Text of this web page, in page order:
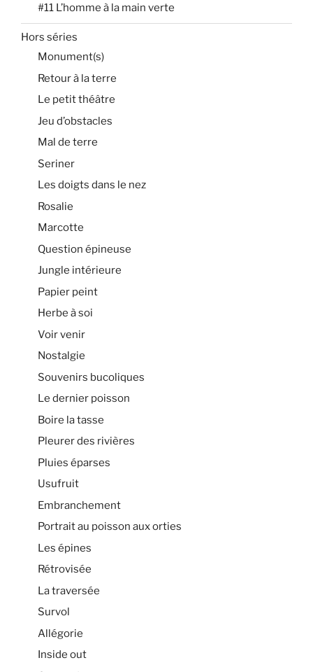
#11 L’homme à la main verte
Hors séries
Monument(s)
Retour à la terre
Le petit théâtre
Jeu d’obstacles
Mal de terre
Seriner
Les doigts dans le nez
Rosalie
Marcotte
Question épineuse
Jungle intérieure
Papier peint
Herbe à soi
Voir venir
Nostalgie
Souvenirs bucoliques
Le dernier poisson
Boire la tasse
Pleurer des rivières
Pluies éparses
Usufruit
Embranchement
Portrait au poisson aux orties
Les épines
Rétrovisée
La traversée
Survol
Allégorie
Inside out